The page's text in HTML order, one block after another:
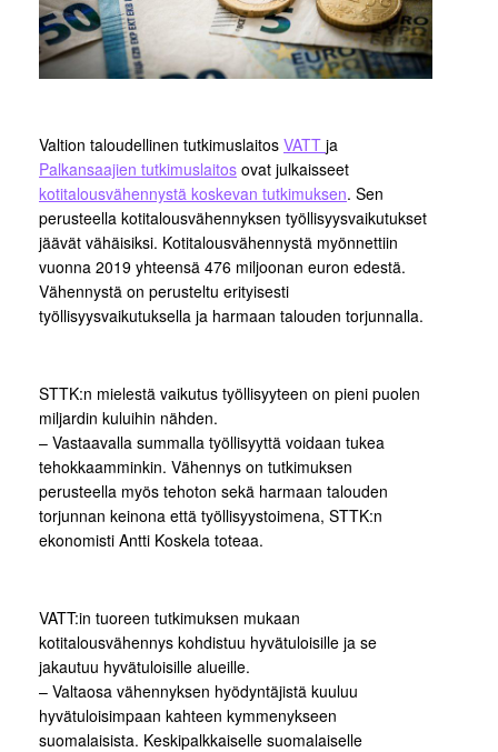
Valtion taloudellinen tutkimuslaitos VATT ja
Palkansaajien tutkimuslaitos ovat julkaisseet
kotitalousvähennystä koskevan tutkimuksen. Sen
perusteella kotitalousvähennyksen työllisyysvaikutukset
jäävät vähäisiksi. Kotitalousvähennystä myönnettiin
vuonna 2019 yhteensä 476 miljoonan euron edestä.
Vähennystä on perusteltu erityisesti
työllisyysvaikutuksella ja harmaan talouden torjunnalla.
STTK:n mielestä vaikutus työllisyyteen on pieni puolen
miljardin kuluihin nähden.
– Vastaavalla summalla työllisyyttä voidaan tukea
tehokkaamminkin. Vähennys on tutkimuksen
perusteella myös tehoton sekä harmaan talouden
torjunnan keinona että työllisyystoimena, STTK:n
ekonomisti Antti Koskela toteaa.
VATT:in tuoreen tutkimuksen mukaan
kotitalousvähennys kohdistuu hyvätuloisille ja se
jakautuu hyvätuloisille alueille.
– Valtaosa vähennyksen hyödyntäjistä kuuluu
hyvätuloisimpaan kahteen kymmenykseen
suomalaisista. Keskipalkkaiselle suomalaiselle